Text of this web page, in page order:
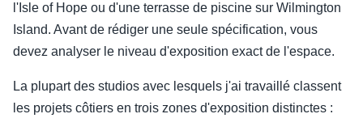
l'Isle of Hope ou d'une terrasse de piscine sur Wilmington
Island. Avant de rédiger une seule spécification, vous
devez analyser le niveau d'exposition exact de l'espace.
La plupart des studios avec lesquels j'ai travaillé classent
les projets côtiers en trois zones d'exposition distinctes :